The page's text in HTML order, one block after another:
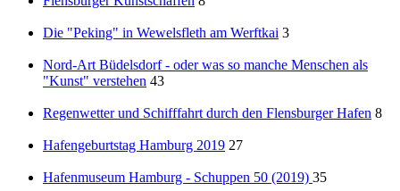
Die "Peking" in Wewelsfleth am Werftkai 3
Nord-Art Büdelsdorf - oder was so manche Menschen als
"Kunst" verstehen 43
Regenwetter und Schifffahrt durch den Flensburger Hafen 8
Hafengeburtstag Hamburg 2019 27
Hafenmuseum Hamburg - Schuppen 50 (2019) 35